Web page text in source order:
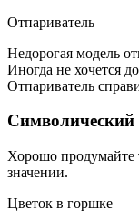
Отпариватель
Недорогая модель
Иногда не хочется
Отпариватель
Символический
Хорошо продумайте
значении.
Цветок в горшке